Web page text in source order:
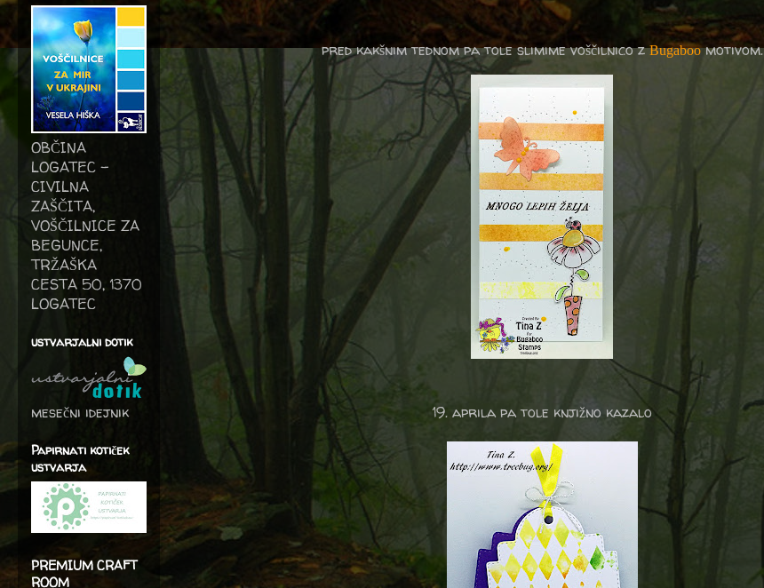
pred kakšnim tednom pa tole slimime voščilnico zBugaboomotivom.
19. aprila pa tole knjižno kazalo
OBČINA
LOGATEC -
CIVILNA
ZAŠČITA,
VOŠČILNICE ZA
BEGUNCE,
TRŽAŠKA
CESTA 50, 1370
LOGATEC
ustvarjalni dotik
mesečni idejnik
Papirnati kotiček
ustvarja
PREMIUM CRAFT
ROOM